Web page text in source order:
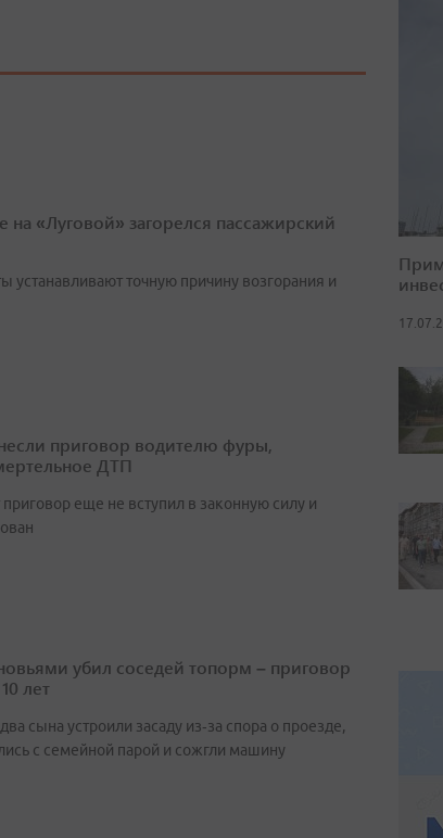
на «Луговой» загорелся пассажирский
устанавливают точную причину возгорания и
приговор водителю фуры,
ДТП
еще не вступил в законную силу и
убил соседей топорм – приговор
лет
сына устроили засаду из‑за спора о проезде,
с семейной парой и сожгли машину